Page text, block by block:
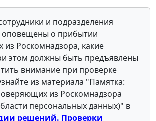
и подразделения
о прибытии
Роскомнадзора, какие
этом должны быть предъявлены
внимание при проверке
из материала "Памятка:
из Роскомнадзора
персональных данных)" в
решений. Проверки